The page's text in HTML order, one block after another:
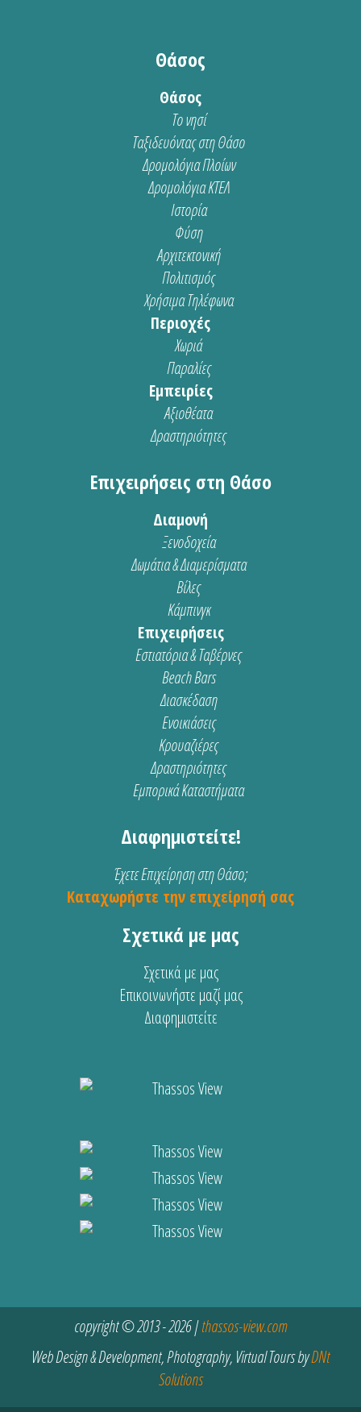
Θάσος
Θάσος
Το νησί
Ταξιδευόντας στη Θάσο
Δρομολόγια Πλοίων
Δρομολόγια ΚΤΕΛ
Ιστορία
Φύση
Αρχιτεκτονική
Πολιτισμός
Χρήσιμα Τηλέφωνα
Περιοχές
Χωριά
Παραλίες
Εμπειρίες
Αξιοθέατα
Δραστηριότητες
Επιχειρήσεις στη Θάσο
Διαμονή
Ξενοδοχεία
Δωμάτια & Διαμερίσματα
Βίλες
Κάμπινγκ
Επιχειρήσεις
Εστιατόρια & Ταβέρνες
Beach Bars
Διασκέδαση
Ενοικιάσεις
Κρουαζιέρες
Δραστηριότητες
Εμπορικά Καταστήματα
Διαφημιστείτε!
Έχετε Επιχείρηση στη Θάσο;
Καταχωρήστε την επιχείρησή σας
Σχετικά με μας
Σχετικά με μας
Επικοινωνήστε μαζί μας
Διαφημιστείτε
copyright © 2013 - 2026 |thassos-view.com
Web Design & Development, Photography, Virtual Tours byDNt
Solutions